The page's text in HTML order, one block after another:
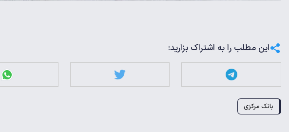
این مطلب را به اشتراک بزارید:
بانک مرکزی